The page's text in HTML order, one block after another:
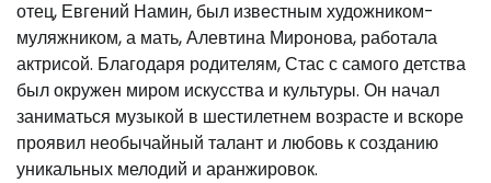
отец, Евгений Намин, был известным художником-
муляжником, а мать, Алевтина Миронова, работала
актрисой. Благодаря родителям, Стас с самого детства
был окружен миром искусства и культуры. Он начал
заниматься музыкой в шестилетнем возрасте и вскоре
проявил необычайный талант и любовь к созданию
уникальных мелодий и аранжировок.